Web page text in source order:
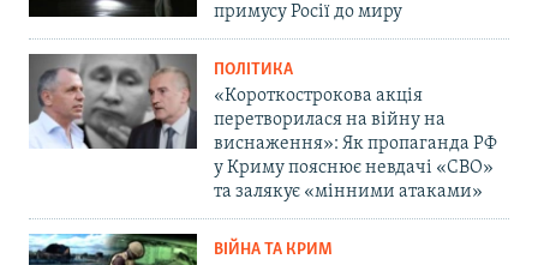
примусу Росії до миру
ПОЛІТИКА
«Короткострокова акція
перетворилася на війну на
виснаження»: Як пропаганда РФ
у Криму пояснює невдачі «СВО»
та залякує «мінними атаками»
ВІЙНА ТА КРИМ